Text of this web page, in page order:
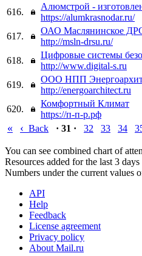
616.
Алюмстрой -
https://alumkrasnodar.ru/
617.
ОАО Маслянинское
http://msln-drsu.ru/
618.
Цифровые системы
http://www.digital-s.ru
619.
ООО НПП
http://energoarchitect.ru
620.
Комфортный Климат
https://п-п-р.рф
« ‹ Back · 31 · 32 33 34
You can see combined chart of
Resources added for the last 3
Numbers under the current values
API
Help
Feedback
License agreement
Privacy policy
About Mail.ru